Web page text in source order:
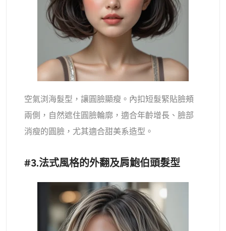
空氣浏海髮型，讓圓臉顯瘦。內扣短髮緊貼臉頰
兩側，自然遮住圓臉輪廓，適合年齡增長、臉部
消瘦的圓臉，尤其適合甜美系造型。
#3.法式風格的外翻及肩鮑伯頭髮型